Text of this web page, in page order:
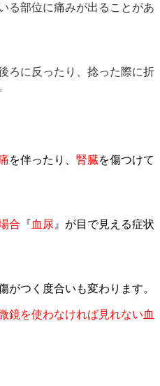
る部位に痛みが出ることがあ
ろに反ったり、捻った際に折
を伴ったり、 腎臓を傷つけて
合 『血尿 』 が目で見える症状
つく度合いも変わります。
鏡を使わなければ見れない血